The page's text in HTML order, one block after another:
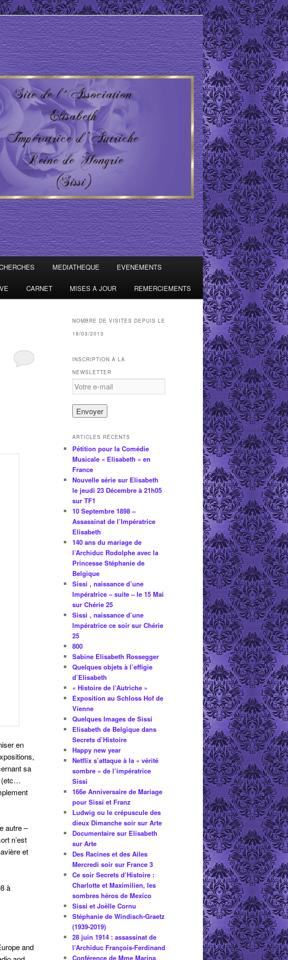
MEDIATHEQUE EVENEMENTS
CARNET MISES A JOUR REMERCIEMENTS
en
sa
(etc…
autre –
n’est
et
à
and
NOMBRE DE VISITES DEPUIS LE
18/03/2013
INSCRIPTION À LA
NEWSLETTER
ARTICLES RÉCENTS
Pétition pour la Comédie
Musicale « Elisabeth » en
France
Nouvelle série sur Elisabeth
le jeudi 23 Décembre à 21h05
sur TF1
10 Septembre 1898 –
Assassinat de l’Impératrice
Elisabeth
140 ans du mariage de
l’Archiduc Rodolphe avec la
Princesse Stéphanie de
Belgique
Sissi , naissance d’une
Impératrice – suite – le 15 Mai
sur Chérie 25
Sissi , naissance d’une
Impératrice ce soir sur Chérie
25
800
Sabine Elisabeth Rossegger
Quelques objets à l’effigie
d’Elisabeth
« Histoire de l’Autriche »
Exposition au Schloss Hof de
Vienne
Quelques Images de Sissi
Elisabeth de Belgique dans
Secrets d’Histoire
Happy new year
Netflix s’attaque à la « vérité
sombre » de l’impératrice
Sissi
166e Anniversaire de Mariage
pour Sissi et Franz
Ludwig ou le crépuscule des
dieux Dimanche soir sur Arte
Documentaire sur Elisabeth
sur Arte
Des Racines et des Ailes
Mercredi soir sur France 3
Ce soir Secrets d’Histoire :
Charlotte et Maximilien, les
sombres héros de Mexico
Sissi et Joëlle Cornu
Stéphanie de Windisch-Graetz
(1939-2019)
28 juin 1914 : assassinat de
l’Archiduc François-Ferdinand
Conférence de Mme Marina